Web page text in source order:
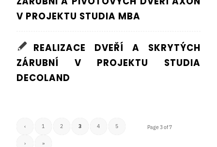
V PROJEKTU STUDIA MBA
REALIZACE DVEŘÍ A SKRYTÝCH
ZÁRUBNÍ V PROJEKTU STUDIA
DECOLAND
Page 3 of 7
‹ 1 2 3 4 5
› »